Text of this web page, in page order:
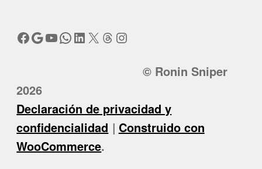
Facebook
Google
YouTube
WhatsApp
LinkedIn
X Threads
Instagram
© Ronin Sniper
2026
Declaración de privacidad y
confidencialidad
Construido con
WooCommerce.